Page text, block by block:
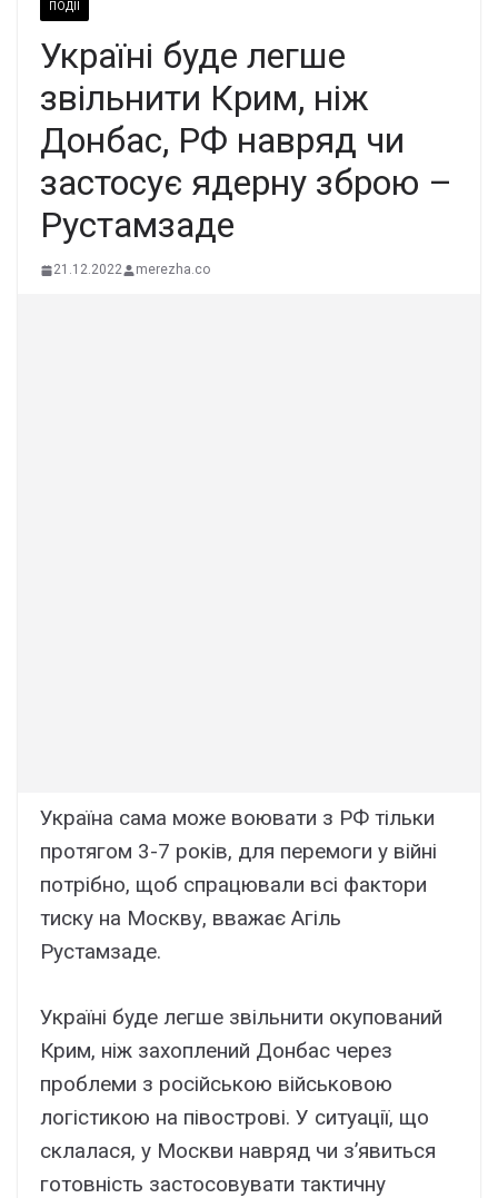
ПОДІЇ
Україні буде легше
звільнити Крим, ніж
Донбас, РФ навряд чи
застосує ядерну зброю –
Рустамзаде
21.12.2022 merezha.co
Україна сама може воювати з РФ тільки
протягом 3-7 років, для перемоги у війні
потрібно, щоб спрацювали всі фактори
тиску на Москву, вважає Агіль
Рустамзаде.
Україні буде легше звільнити окупований
Крим, ніж захоплений Донбас через
проблеми з російською військовою
логістикою на півострові. У ситуації, що
склалася, у Москви навряд чи з’явиться
готовність застосовувати тактичну